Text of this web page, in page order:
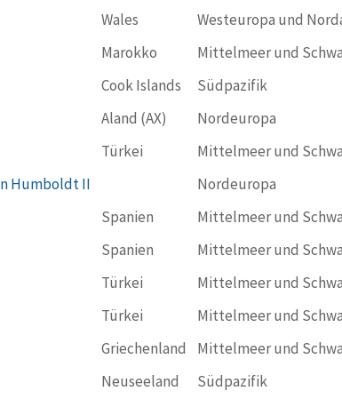
Wales
Westeuropa und
Marokko
Mittelmeer und
Cook Islands
Südpazifik
Aland (AX)
Nordeuropa
Türkei
Mittelmeer und
Humboldt II
Nordeuropa
Spanien
Mittelmeer und
Spanien
Mittelmeer und
Türkei
Mittelmeer und
Türkei
Mittelmeer und
Griechenland
Mittelmeer und
Neuseeland Südpazifik